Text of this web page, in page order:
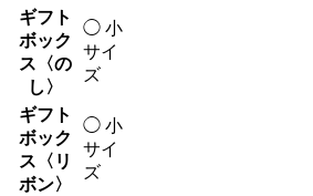
ギフト
ボック
ス〈の
し〉
◯ 小
サイ
ズ
ギフト
ボック
ス〈リ
ボン〉
◯ 小
サイ
ズ